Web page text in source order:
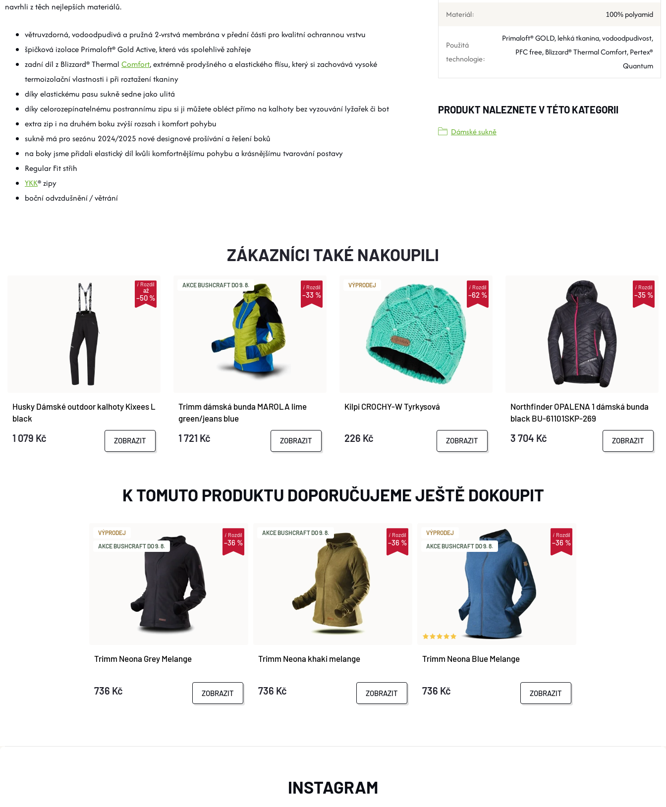
navrhli z těch nejlepších materiálů.
větruvzdorná, vodoodpudivá a pružná 2-vrstvá membrána v přední části pro kvalitní ochrannou vrstvu
špičková izolace Primaloft® Gold Active, která vás spolehlivě zahřeje
zadní díl z Blizzard® Thermal Comfort, extrémně prodyšného a elastického flísu, který si zachovává vysoké
termoizolační vlastnosti i při roztažení tkaniny
díky elastickému pasu sukně sedne jako ulitá
díky celorozepínatelnému postrannímu zipu si ji můžete obléct přímo na kalhoty bez vyzouvání lyžařek či bot
extra zip i na druhém boku zvýší rozsah i komfort pohybu
sukně má pro sezónu 2024/2025 nové designové prošívání a řešení boků
na boky jsme přidali elastický díl kvůli komfortnějšímu pohybu a krásnějšímu tvarování postavy
Regular Fit střih
YKK® zipy
boční odvzdušnění / větrání
Materiál: 100% polyamid
Použitá
technologie:
Primaloft® GOLD, lehká tkanina, vodoodpudivost,
PFC free, Blizzard® Thermal Comfort, Pertex®
Quantum
PRODUKT NALEZNETE V TÉTO KATEGORII
Dámské sukně
ZÁKAZNÍCI TAKÉ NAKOUPILI
až
–50 %
iRozdíl
Husky Dámské outdoor kalhoty Kixees L
black
1 079 Kč ZOBRAZIT
AKCE BUSHCRAFT DO 9. 8.
–33 %
iRozdíl
Trimm dámská bunda MAROLA lime
green/jeans blue
1 721 Kč ZOBRAZIT
VÝPRODEJ
–62 %
iRozdíl
Kilpi CROCHY-W Tyrkysová
226 Kč ZOBRAZIT
–35 %
iRozdíl
Northfinder OPALENA 1 dámská bunda
black BU-61101SKP-269
3 704 Kč ZOBRAZIT
K TOMUTO PRODUKTU DOPORUČUJEME JEŠTĚ DOKOUPIT
VÝPRODEJ
AKCE BUSHCRAFT DO 9. 8.
–36 %
iRozdíl
Trimm Neona Grey Melange
736 Kč ZOBRAZIT
AKCE BUSHCRAFT DO 9. 8.
–36 %
iRozdíl
Trimm Neona khaki melange
736 Kč ZOBRAZIT
VÝPRODEJ
AKCE BUSHCRAFT DO 9. 8.
–36 %
iRozdíl
Trimm Neona Blue Melange
736 Kč ZOBRAZIT
INSTAGRAM